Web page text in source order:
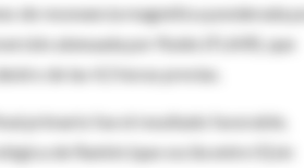
de resonancia magnética ponderada
atenuada por fluido (FLAIR), que
de las 4,5 horas previas.
primario fue el resultado favorable,
de Rankin (que oscila entre 0 [sin